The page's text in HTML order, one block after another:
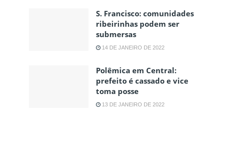
S. Francisco: comunidades
ribeirinhas podem ser
submersas
14 DE JANEIRO DE 2022
Polêmica em Central:
prefeito é cassado e vice
toma posse
13 DE JANEIRO DE 2022